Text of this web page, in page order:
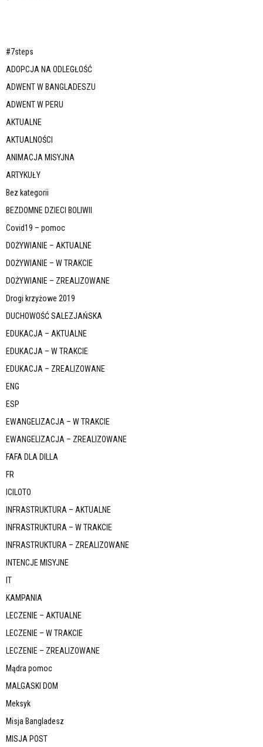
#7steps
ADOPCJA NA ODLEGŁOŚĆ
ADWENT W BANGLADESZU
ADWENT W PERU
AKTUALNE
AKTUALNOŚCI
ANIMACJA MISYJNA
ARTYKUŁY
Bez kategorii
BEZDOMNE DZIECI BOLIWII
Covid19 – pomoc
DOŻYWIANIE – AKTUALNE
DOŻYWIANIE – W TRAKCIE
DOŻYWIANIE – ZREALIZOWANE
Drogi krzyżowe 2019
DUCHOWOŚĆ SALEZJAŃSKA
EDUKACJA – AKTUALNE
EDUKACJA – W TRAKCIE
EDUKACJA – ZREALIZOWANE
ENG
ESP
EWANGELIZACJA – W TRAKCIE
EWANGELIZACJA – ZREALIZOWANE
FAFA DLA DILLA
FR
ICILOTO
INFRASTRUKTURA – AKTUALNE
INFRASTRUKTURA – W TRAKCIE
INFRASTRUKTURA – ZREALIZOWANE
INTENCJE MISYJNE
IT
KAMPANIA
LECZENIE – AKTUALNE
LECZENIE – W TRAKCIE
LECZENIE – ZREALIZOWANE
Mądra pomoc
MALGASKI DOM
Meksyk
Misja Bangladesz
MISJA POST